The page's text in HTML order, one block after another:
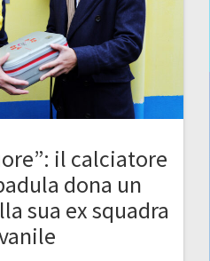
il calciatore
dona un
sua ex squadra